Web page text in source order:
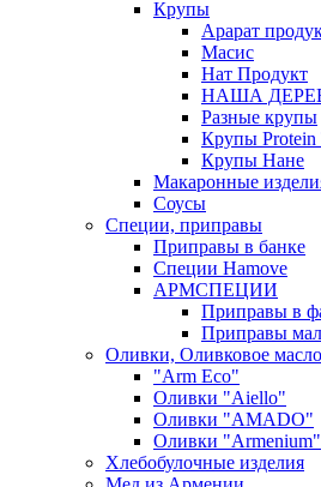
Крупы
Арарат
Масис
Нат Продукт
НАША
Разные крупы
Крупы Protein
Крупы Нане
Макаронные
Соусы
Специи, приправы
Приправы в банке
Специи Hamove
АРМСПЕЦИИ
Приправы в
Приправы
Оливки, Оливковое масло
"Arm Eco"
Оливки "Aiello"
Оливки "AMADO"
Оливки "Armenium"
Хлебобулочные изделия